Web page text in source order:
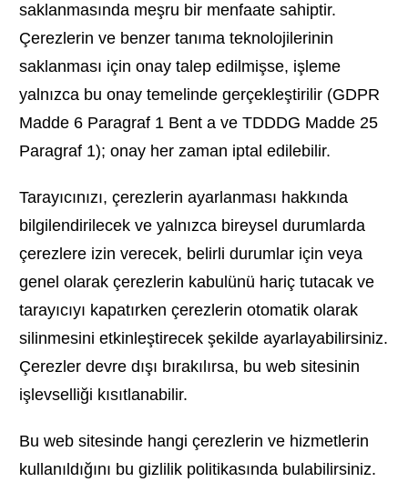
saklanmasında meşru bir menfaate sahiptir.
Çerezlerin ve benzer tanıma teknolojilerinin
saklanması için onay talep edilmişse, işleme
yalnızca bu onay temelinde gerçekleştirilir (GDPR
Madde 6 Paragraf 1 Bent a ve TDDDG Madde 25
Paragraf 1); onay her zaman iptal edilebilir.
Tarayıcınızı, çerezlerin ayarlanması hakkında
bilgilendirilecek ve yalnızca bireysel durumlarda
çerezlere izin verecek, belirli durumlar için veya
genel olarak çerezlerin kabulünü hariç tutacak ve
tarayıcıyı kapatırken çerezlerin otomatik olarak
silinmesini etkinleştirecek şekilde ayarlayabilirsiniz.
Çerezler devre dışı bırakılırsa, bu web sitesinin
işlevselliği kısıtlanabilir.
Bu web sitesinde hangi çerezlerin ve hizmetlerin
kullanıldığını bu gizlilik politikasında bulabilirsiniz.